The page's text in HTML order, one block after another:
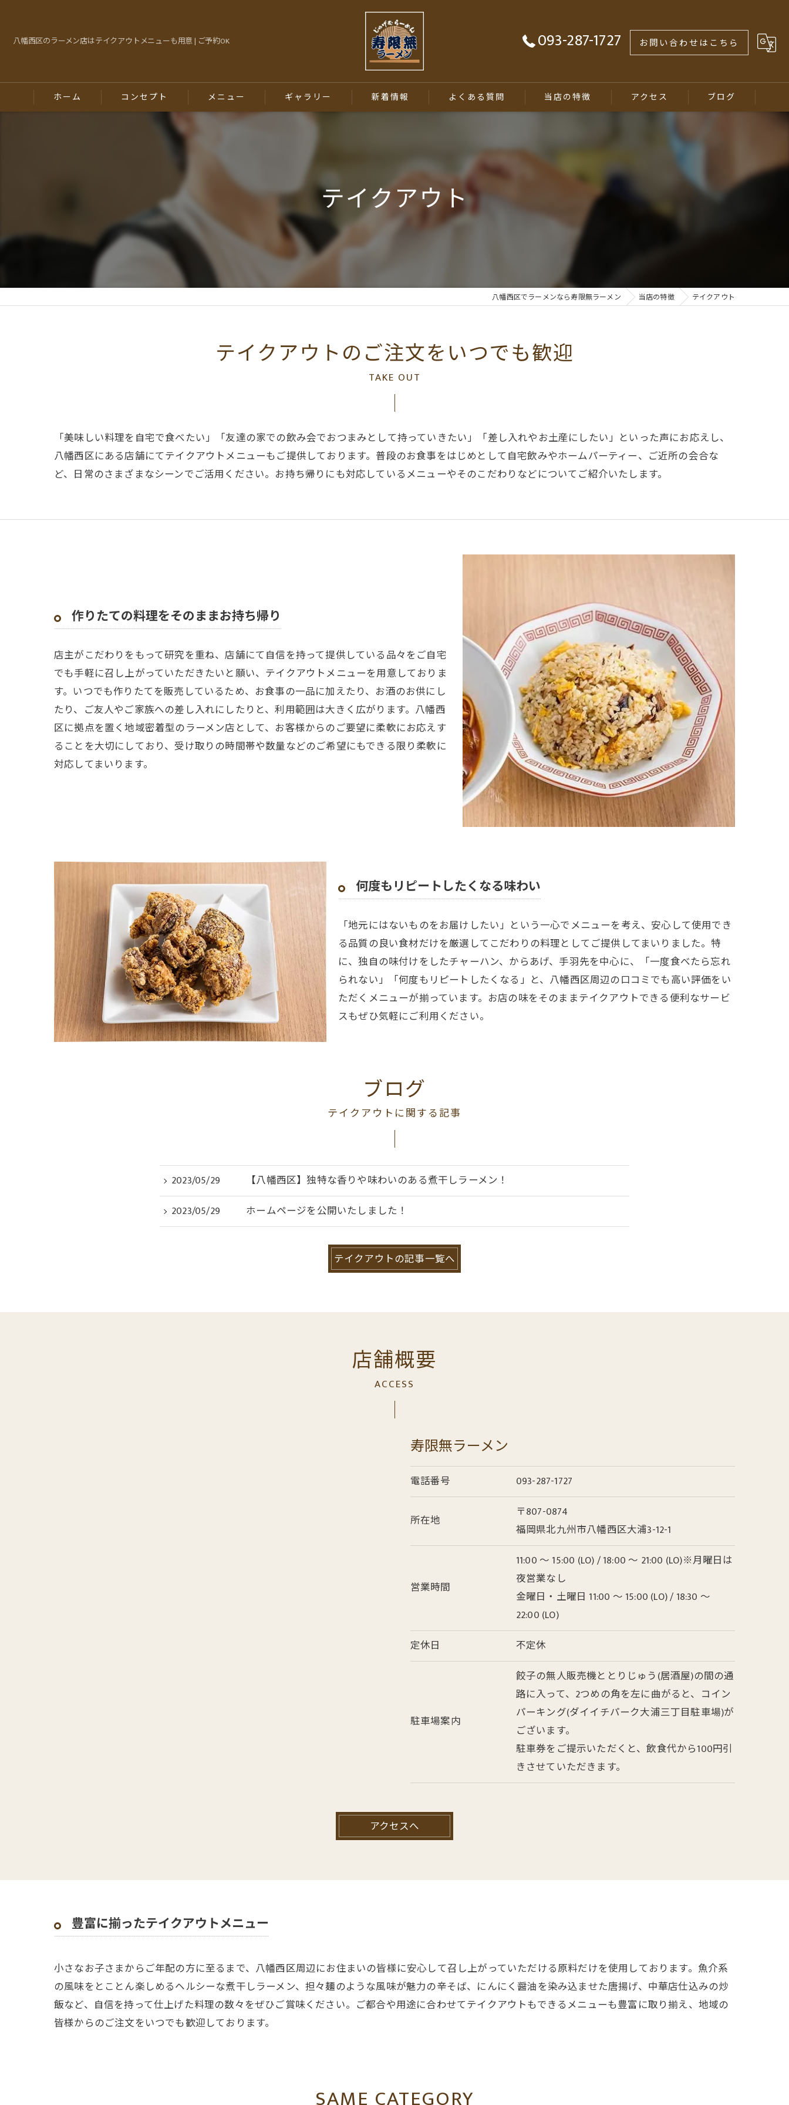
八幡西区のラーメン店はテイクアウトメニューも用意 | ご予約OK 093-287-1727 お問い合わせはこちら
ホーム コンセプト メニュー ギャラリー 新着情報 よくある質問 当店の特徴
テイクアウト
アクセス ブログ
テイクアウト
八幡西区でラーメンなら寿限無ラーメン 当店の特徴 テイクアウト
テイクアウトのご注文をいつでも歓迎
TAKE OUT
「美味しい料理を自宅で食べたい」「友達の家での飲み会でおつまみとして持っていきたい」「差し入れやお土産にしたい」といった声にお応えし、
八幡西区にある店舗にてテイクアウトメニューもご提供しております。普段のお食事をはじめとして自宅飲みやホームパーティー、ご近所の会合な
ど、日常のさまざまなシーンでご活用ください。お持ち帰りにも対応しているメニューやそのこだわりなどについてご紹介いたします。
作りたての料理をそのままお持ち帰り
店主がこだわりをもって研究を重ね、店舗にて自信を持って提供している品々をご自宅
でも手軽に召し上がっていただきたいと願い、テイクアウトメニューを用意しておりま
す。いつでも作りたてを販売しているため、お食事の一品に加えたり、お酒のお供にし
たり、ご友人やご家族への差し入れにしたりと、利用範囲は大きく広がります。八幡西
区に拠点を置く地域密着型のラーメン店として、お客様からのご要望に柔軟にお応えす
ることを大切にしており、受け取りの時間帯や数量などのご希望にもできる限り柔軟に
対応してまいります。
何度もリピートしたくなる味わい
「地元にはないものをお届けしたい」という一心でメニューを考え、安心して使用でき
る品質の良い食材だけを厳選してこだわりの料理としてご提供してまいりました。特
に、独自の味付けをしたチャーハン、からあげ、手羽先を中心に、「一度食べたら忘れ
られない」「何度もリピートしたくなる」と、八幡西区周辺の口コミでも高い評価をい
ただくメニューが揃っています。お店の味をそのままテイクアウトできる便利なサービ
スもぜひ気軽にご利用ください。
ブログ
テイクアウトに関する記事
2023/05/29
【八幡西区】独特な香りや味わいのある煮干しラーメン！
2023/05/29
ホームページを公開いたしました！
テイクアウトの記事一覧へ
店舗概要
ACCESS
寿限無ラーメン
電話番号 093-287-1727
所在地
〒807-0874
福岡県北九州市八幡西区大浦3-12-1
営業時間
11:00 ～ 15:00 (LO) / 18:00 ～ 21:00 (LO)※月曜日は
夜営業なし
金曜日・土曜日 11:00 ～ 15:00 (LO) / 18:30 ～
22:00 (LO)
定休日
不定休
駐車場案内
餃子の無人販売機ととりじゅう(居酒屋)の間の通
路に入って、2つめの角を左に曲がると、コイン
パーキング(ダイイチパーク大浦三丁目駐車場)が
ございます。
駐車券をご提示いただくと、飲食代から100円引
きさせていただきます。
アクセスへ
豊富に揃ったテイクアウトメニュー
小さなお子さまからご年配の方に至るまで、八幡西区周辺にお住まいの皆様に安心して召し上がっていただける原料だけを使用しております。魚介系
の風味をとことん楽しめるヘルシーな煮干しラーメン、担々麺のような風味が魅力の辛そば、にんにく醤油を染み込ませた唐揚げ、中華店仕込みの炒
飯など、自信を持って仕上げた料理の数々をぜひご賞味ください。ご都合や用途に合わせてテイクアウトもできるメニューも豊富に取り揃え、地域の
皆様からのご注文をいつでも歓迎しております。